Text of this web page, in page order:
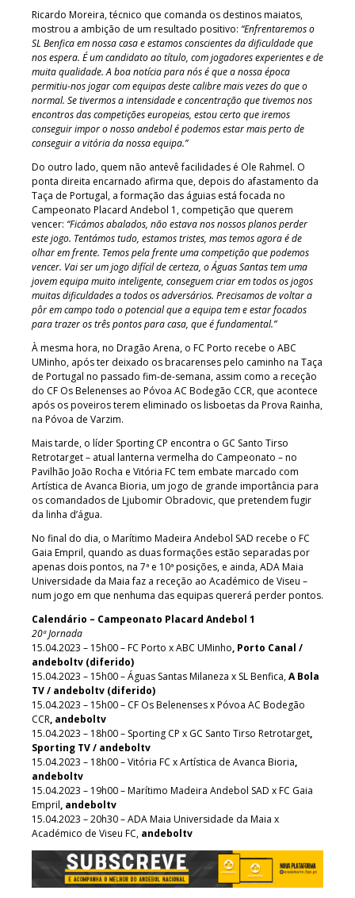
Ricardo Moreira, técnico que comanda os destinos maiatos,
mostrou a ambição de um resultado positivo: “Enfrentaremos o
SL Benfica em nossa casa e estamos conscientes da dificuldade que
nos espera. É um candidato ao título, com jogadores experientes e de
muita qualidade. A boa notícia para nós é que a nossa época
permitiu-nos jogar com equipas deste calibre mais vezes do que o
normal. Se tivermos a intensidade e concentração que tivemos nos
encontros das competições europeias, estou certo que iremos
conseguir impor o nosso andebol é podemos estar mais perto de
conseguir a vitória da nossa equipa.”
Do outro lado, quem não antevê facilidades é Ole Rahmel. O
ponta direita encarnado afirma que, depois do afastamento da
Taça de Portugal, a formação das águias está focada no
Campeonato Placard Andebol 1, competição que querem
vencer: “Ficámos abalados, não estava nos nossos planos perder
este jogo. Tentámos tudo, estamos tristes, mas temos agora é de
olhar em frente. Temos pela frente uma competição que podemos
vencer. Vai ser um jogo difícil de certeza, o Águas Santas tem uma
jovem equipa muito inteligente, conseguem criar em todos os jogos
muitas dificuldades a todos os adversários. Precisamos de voltar a
pôr em campo todo o potencial que a equipa tem e estar focados
para trazer os três pontos para casa, que é fundamental.”
À mesma hora, no Dragão Arena, o FC Porto recebe o ABC
UMinho, após ter deixado os bracarenses pelo caminho na Taça
de Portugal no passado fim-de-semana, assim como a receção
do CF Os Belenenses ao Póvoa AC Bodegão CCR, que acontece
após os poveiros terem eliminado os lisboetas da Prova Rainha,
na Póvoa de Varzim.
Mais tarde, o líder Sporting CP encontra o GC Santo Tirso
Retrotarget – atual lanterna vermelha do Campeonato – no
Pavilhão João Rocha e Vitória FC tem embate marcado com
Artística de Avanca Bioria, um jogo de grande importância para
os comandados de Ljubomir Obradovic, que pretendem fugir
da linha d’água.
No final do dia, o Marítimo Madeira Andebol SAD recebe o FC
Gaia Empril, quando as duas formações estão separadas por
apenas dois pontos, na 7ª e 10ª posições, e ainda, ADA Maia
Universidade da Maia faz a receção ao Académico de Viseu –
num jogo em que nenhuma das equipas quererá perder pontos.
Calendário – Campeonato Placard Andebol 1
20ª Jornada
15.04.2023 – 15h00 – FC Porto x ABC UMinho, Porto Canal /
andeboltv (diferido)
15.04.2023 – 15h00 – Águas Santas Milaneza x SL Benfica,A Bola
TV / andeboltv (diferido)
15.04.2023 – 15h00 – CF Os Belenenses x Póvoa AC Bodegão
CCR, andeboltv
15.04.2023 – 18h00 – Sporting CP x GC Santo Tirso Retrotarget,
Sporting TV / andeboltv
15.04.2023 – 18h00 – Vitória FC x Artística de Avanca Bioria,
andeboltv
15.04.2023 – 19h00 – Marítimo Madeira Andebol SAD x FC Gaia
Empril, andeboltv
15.04.2023 – 20h30 – ADA Maia Universidade da Maia x
Académico de Viseu FC, andeboltv